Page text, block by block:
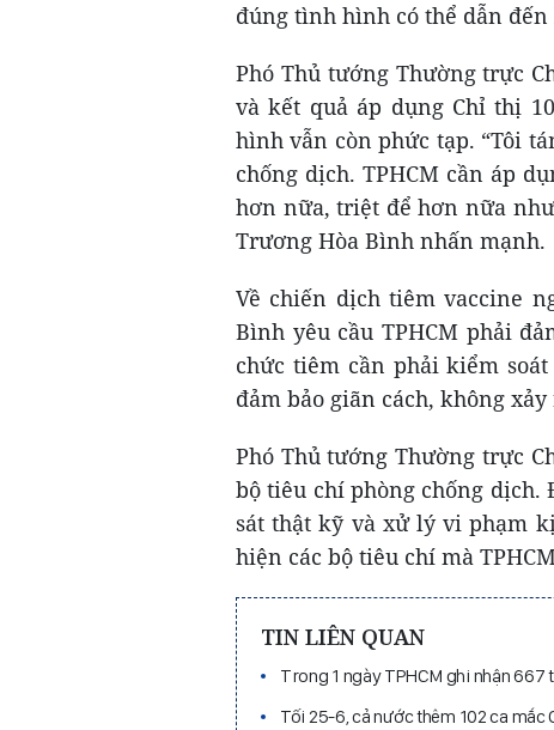
đúng tình hình có thể dẫn
Phó Thủ tướng Thường trực
và kết quả áp dụng Chỉ thị
hình vẫn còn phức tạp. “Tôi
chống dịch. TPHCM cần áp
hơn nữa, triệt để hơn nữa
Trương Hòa Bình nhấn mạnh.
Về chiến dịch tiêm vaccine
Bình yêu cầu TPHCM phải
chức tiêm cần phải kiểm
đảm bảo giãn cách, không
Phó Thủ tướng Thường trực
bộ tiêu chí phòng chống
sát thật kỹ và xử lý vi phạm
hiện các bộ tiêu chí mà
TIN LIÊN QUAN
Trong 1 ngày TPHCM ghi nhận
Tối 25-6, cả nước thêm 102 ca